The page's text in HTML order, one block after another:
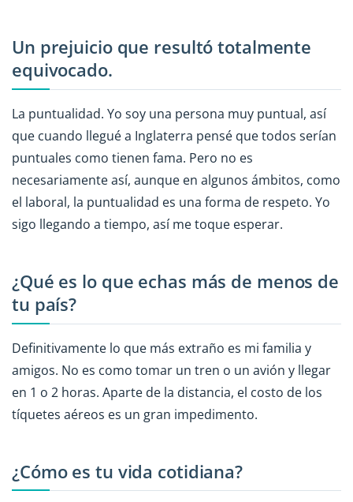
Un prejuicio que resultó totalmente
equivocado.
La puntualidad. Yo soy una persona muy puntual, así
que cuando llegué a Inglaterra pensé que todos serían
puntuales como tienen fama. Pero no es
necesariamente así, aunque en algunos ámbitos, como
el laboral, la puntualidad es una forma de respeto. Yo
sigo llegando a tiempo, así me toque esperar.
¿Qué es lo que echas más de menos de
tu país?
Definitivamente lo que más extraño es mi familia y
amigos. No es como tomar un tren o un avión y llegar
en 1 o 2 horas. Aparte de la distancia, el costo de los
tíquetes aéreos es un gran impedimento.
¿Cómo es tu vida cotidiana?